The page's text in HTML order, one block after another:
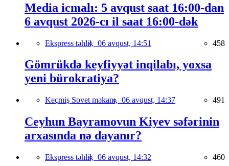
Media icmalı: 5 avqust saat 16:00-dan
6 avqust 2026-cı il saat 16:00-dək
Ekspress təhlil, 06 avqust, 14:51 458
Gömrükdə keyfiyyət inqilabı, yoxsa
yeni bürokratiya?
Keçmiş Sovet məkanı, 06 avqust, 14:37 491
Ceyhun Bayramovun Kiyev səfərinin
arxasında nə dayanır?
Ekspress təhlil, 06 avqust, 14:32 460